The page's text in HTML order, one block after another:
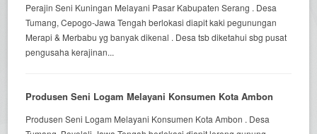
Perajin Seni Kuningan Melayani Pasar Kabupaten Serang . Desa
Tumang, Cepogo-Jawa Tengah berlokasi diapit kaki pegunungan
Merapi & Merbabu yg banyak dikenal . Desa tsb diketahui sbg pusat
pengusaha kerajinan...
Produsen Seni Logam Melayani Konsumen Kota Ambon
Produsen Seni Logam Melayani Konsumen Kota Ambon . Desa